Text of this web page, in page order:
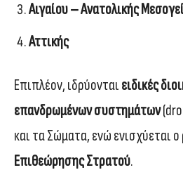
Αιγαίου – Ανατολικής
Αττικής
Επιπλέον, ιδρύονται ειδικές
επανδρωμένων συστημάτων
και τα Σώματα, ενώ ενισχύεται
Επιθεώρησης Στρατού.